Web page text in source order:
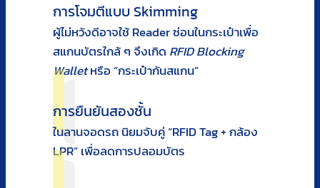
การโจมตีแบบ Skimming
ผู้ไม่หวังดีอาจใช้ Reader ซ่อนในกระเป๋าเพื่อ
สแกนบัตรใกล้ ๆ จึงเกิด RFID Blocking
Walletหรือ “กระเป๋ากันสแกน”
การยืนยันสองชั้น
ในลานจอดรถ นิยมจับคู่ “RFID Tag + กล้อง
LPR” เพื่อลดการปลอมบัตร